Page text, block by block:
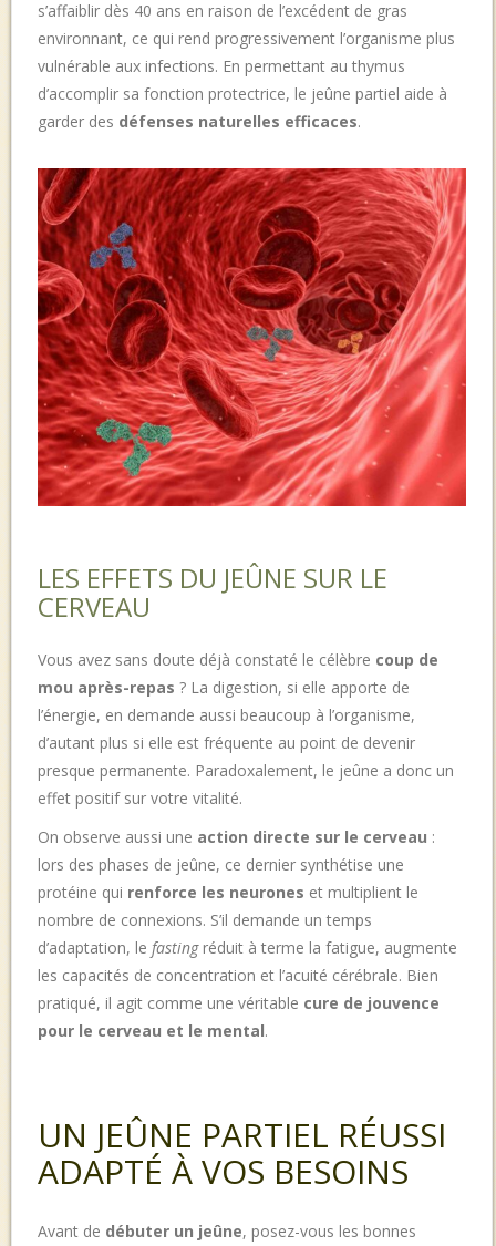
s’affaiblir dès 40 ans en raison de l’excédent de gras
environnant, ce qui rend progressivement l’organisme plus
vulnérable aux infections. En permettant au thymus
d’accomplir sa fonction protectrice, le jeûne partiel aide à
garder des défenses naturelles efficaces.
LES EFFETS DU JEÛNE SUR LE
CERVEAU
Vous avez sans doute déjà constaté le célèbre coup de
mou après-repas ? La digestion, si elle apporte de
l’énergie, en demande aussi beaucoup à l’organisme,
d’autant plus si elle est fréquente au point de devenir
presque permanente. Paradoxalement, le jeûne a donc un
effet positif sur votre vitalité.
On observe aussi une action directe sur le cerveau :
lors des phases de jeûne, ce dernier synthétise une
protéine qui renforce les neurones et multiplient le
nombre de connexions. S’il demande un temps
d’adaptation, le fastingréduit à terme la fatigue, augmente
les capacités de concentration et l’acuité cérébrale. Bien
pratiqué, il agit comme une véritable cure de jouvence
pour le cerveau et le mental.
UN JEÛNE PARTIEL RÉUSSI
ADAPTÉ À VOS BESOINS
Avant de débuter un jeûne, posez-vous les bonnes